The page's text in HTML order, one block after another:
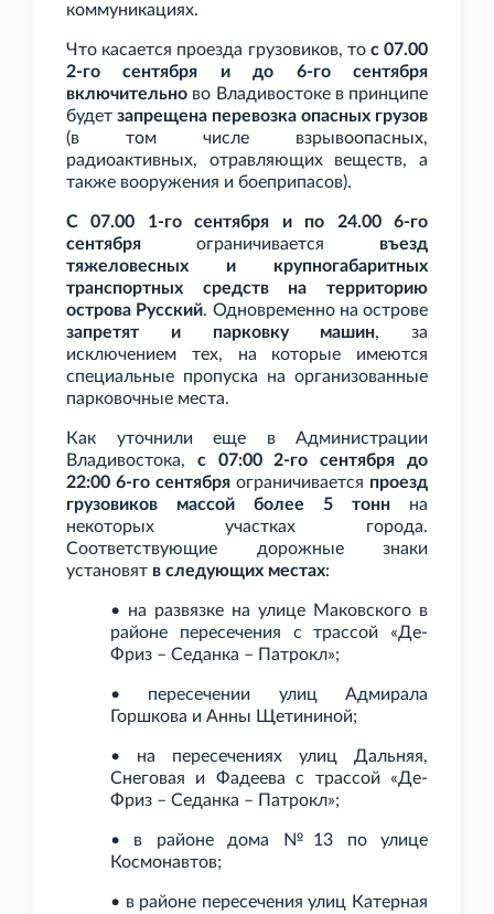
коммуникациях.
Что касается проезда грузовиков, то с 07.00
2-го сентября и до 6-го сентября
включительно во Владивостоке в принципе
будет запрещена перевозка опасных грузов
(в том числе взрывоопасных,
радиоактивных, отравляющих веществ, а
также вооружения и боеприпасов).
С 07.00 1-го сентября и по 24.00 6-го
сентября ограничивается въезд
тяжеловесных и крупногабаритных
транспортных средств на территорию
острова Русский. Одновременно на острове
запретят и парковку машин, за
исключением тех, на которые имеются
специальные пропуска на организованные
парковочные места.
Как уточнили еще в Администрации
Владивостока, с 07:00 2-го сентября до
22:00 6-го сентября ограничивается проезд
грузовиков массой более 5
тонн на
некоторых участках города.
Соответствующие дорожные знаки
установят в следующих местах:
• на развязке на улице Маковского в
районе пересечения с трассой «Де-
Фриз – Седанка – Патрокл»;
• пересечении улиц Адмирала
Горшкова и Анны Щетининой;
• на пересечениях улиц Дальняя,
Снеговая и Фадеева с трассой «Де-
Фриз – Седанка – Патрокл»;
• в районе дома №13 по улице
Космонавтов;
• в районе пересечения улиц Катерная